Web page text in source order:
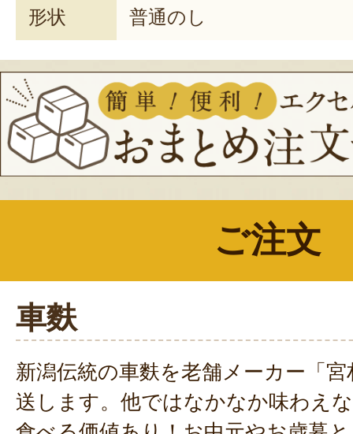
旨味の染み込んだ車麩とチーズが
車麩がこんな簡単に洋風にアレン
らなかった・・・
ヘビーローテーションのメニュー
形状 普通のし
ご注文
車麩
新潟伝統の車麩を老舗メーカー「
送します。他ではなかなか味わえ